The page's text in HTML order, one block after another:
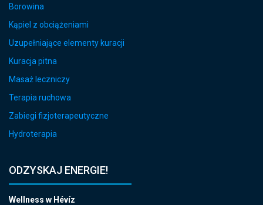
Borowina
Kąpiel z obciążeniami
Uzupełniające elementy kuracji
Kuracja pitna
Masaż leczniczy
Terapia ruchowa
Zabiegi fizjoterapeutyczne
Hydroterapia
ODZYSKAJ ENERGIE!
Wellness w Hévíz